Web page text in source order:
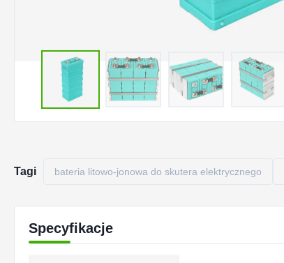
Tagi bateria litowo-jonowa do skutera elektrycznego
Specyfikacje